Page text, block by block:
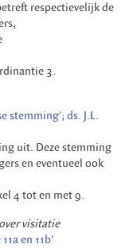
respectievelijk de
3.
stemming'; ds. J.L.
uit. Deze stemming
en eventueel ook
4 tot en met 9.
visitatie
en 11b'